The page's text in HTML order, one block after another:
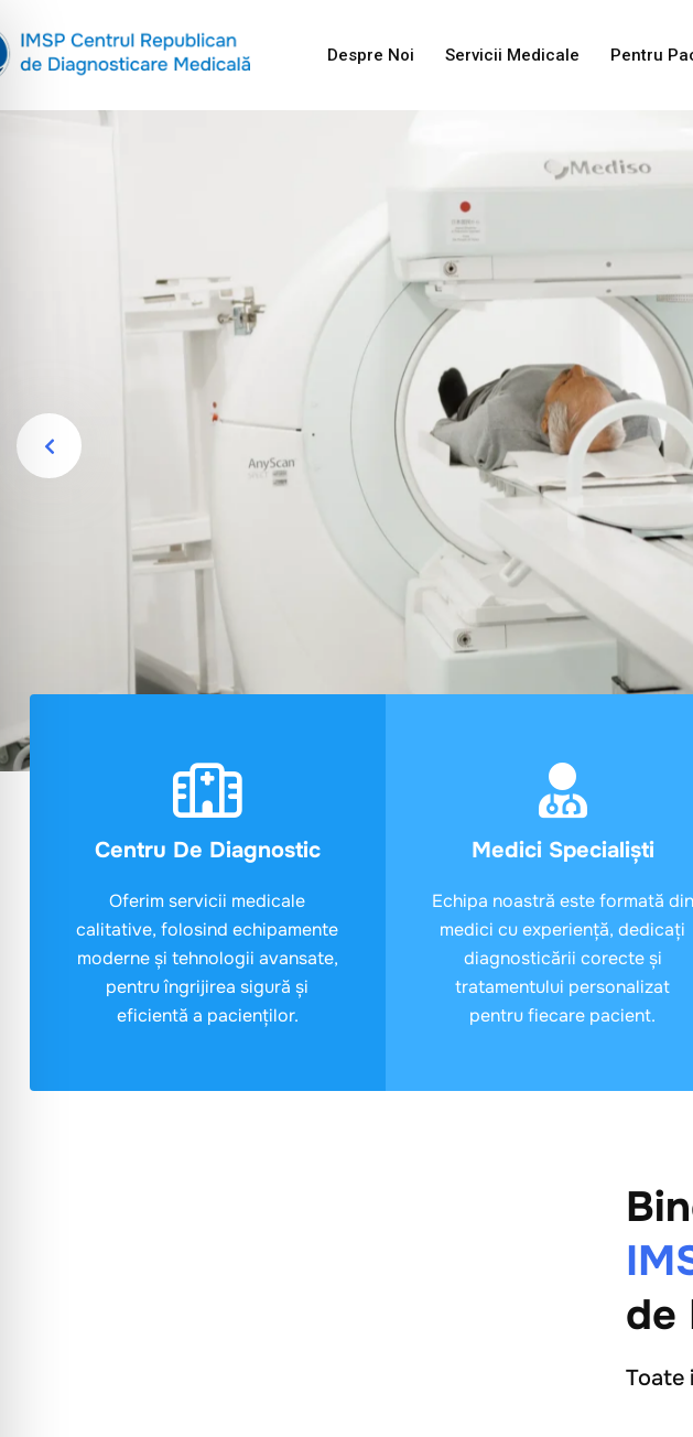
Despre Noi Servicii Medicale Pentru
Centru De Diagnostic
Oferim servicii medicale
calitative, folosind echipamente
moderne și tehnologii avansate,
pentru îngrijirea sigură și
eficientă a pacienților.
Medici Specialiști
Echipa noastră este formată din
medici cu experiență, dedicați
diagnosticării corecte și
tratamentului personalizat
pentru fiecare pacient.
de
Toate